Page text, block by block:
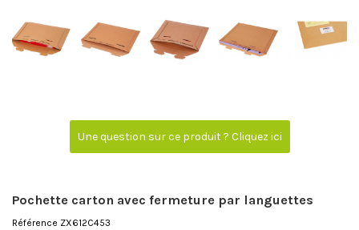
Une question sur ce produit ? Cliquez ici
Pochette carton avec fermeture par languettes
Référence ZX612C453